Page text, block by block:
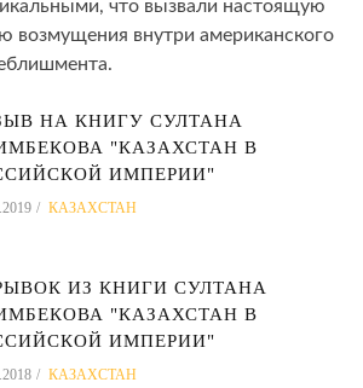
что вызвали настоящую
возмущения внутри американского
НА КНИГУ СУЛТАНА
"КАЗАХСТАН В
ИМПЕРИИ"
КАЗАХСТАН
ИЗ КНИГИ СУЛТАНА
"КАЗАХСТАН В
ИМПЕРИИ"
КАЗАХСТАН